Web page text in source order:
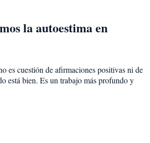
la autoestima en
es cuestión de afirmaciones positivas ni de
está bien. Es un trabajo más profundo y